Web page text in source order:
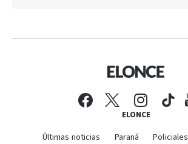
ELONCE
Últimas noticias Paraná Policiales